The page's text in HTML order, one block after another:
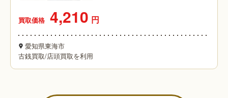
買取価格 4,210 円
愛知県東海市
古銭買取/店頭買取を利用